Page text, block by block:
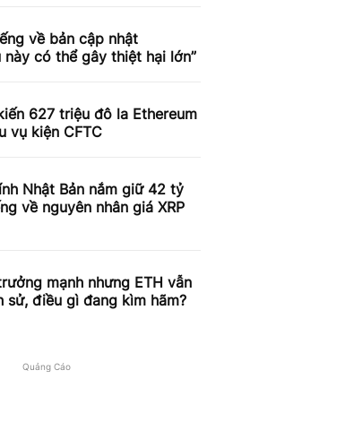
về bản cập nhật
này có thể gây thiệt hại lớn”
​​627 triệu đô la Ethereum
vụ kiện CFTC
Nhật Bản nắm giữ 42 tỷ
về nguyên nhân giá XRP
mạnh nhưng ETH vẫn
sử, điều gì đang kìm hãm?
Quảng Cáo